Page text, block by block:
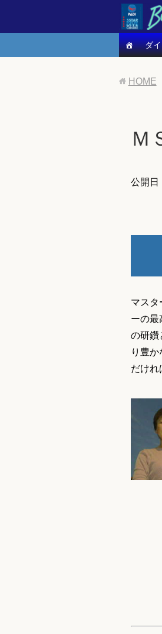
ダ
HOME
Ｍ
公開日
マスタ
ーの最
の研鑽
り豊
だけれ